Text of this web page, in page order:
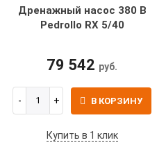
Дренажный насос 380 В
Pedrollo RX 5/40
79 542 руб.
В КОРЗИНУ
Купить в 1 клик